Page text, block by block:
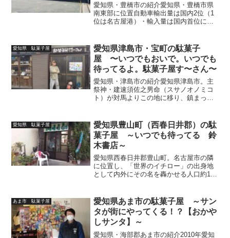
愛知県・豊橋市の紹介愛知県・豊橋市県
南東部に位置自動車輸出量は国内2位（1
位は名古屋港）・輸入量は国内首位にし
市・田原市）を占め、東三河地方の商工
業の要として君臨二川宿...
愛知県 駄菓子屋
愛知県津島市・宝町の駄菓子
屋 〜いつでもおいで。いつでも
待ってるよ。駄菓子屋す〜さん〜
愛知県・津島市の紹介愛知県津島市。主
祭神・建速須佐之男命（スサノオノミコ
ト）が対馬よりこの地に移り、鎮まった
り、全国約3千ある天王社の総本山。市名
の由来ともなったのが...
愛知県 駄菓子屋
愛知県豊山町（西春日井郡）の駄
菓子屋 ～いつでも待ってる 鈴
木書店～
愛知県西春日井郡豊山町。名古屋市の隣
に位置し、「世界のイチロー」の出身地
として内外にその名を轟かせる人口約1万
行場（小牧飛行場）が市域の約3割を占め
るという、なかなか...
あま市 駄菓子屋
愛知県あま市の駄菓子屋 ～サン
タが街にやってくる！？【おかや
しサンタ】～
愛知県・海部郡あま市の紹介2010年愛知